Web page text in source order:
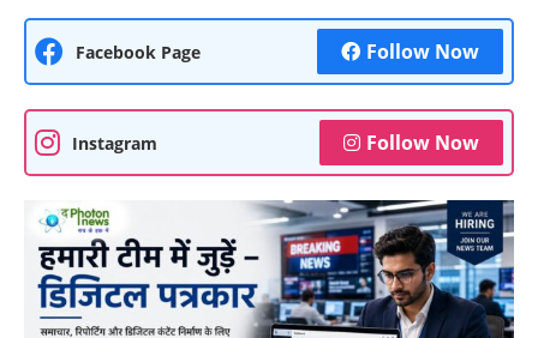
Facebook Page Follow Now
Instagram Follow Now